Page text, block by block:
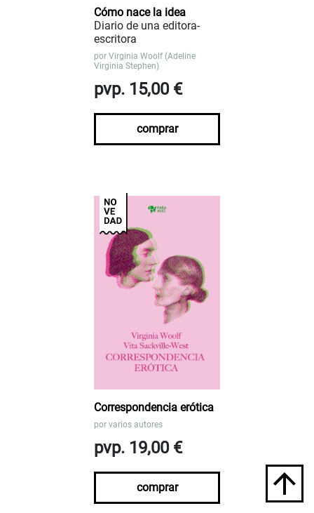
Cómo nace la idea
Diario de una editora-
escritora
por Virginia Woolf (Adeline
Virginia Stephen)
pvp. 15,00 €
comprar
Correspondencia erótica
por varios autores
pvp. 19,00 €
comprar